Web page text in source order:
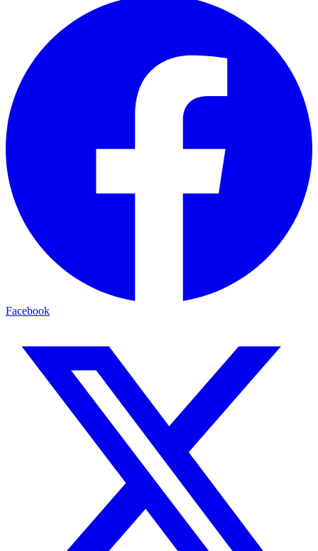
Facebook